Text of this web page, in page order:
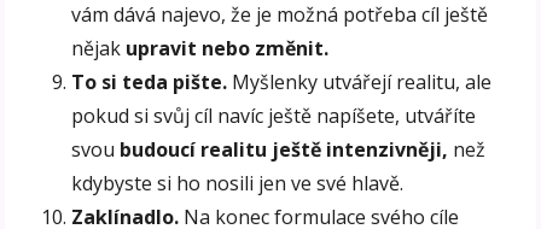
vám dává najevo, že je možná potřeba cíl ještě
nějak upravit nebo změnit.
To si teda pište. Myšlenky utvářejí realitu, ale
pokud si svůj cíl navíc ještě napíšete, utváříte
svou budoucí realitu ještě intenzivněji, než
kdybyste si ho nosili jen ve své hlavě.
Zaklínadlo. Na konec formulace svého cíle